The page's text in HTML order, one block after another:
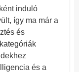
induló
így ma már a
és
és a